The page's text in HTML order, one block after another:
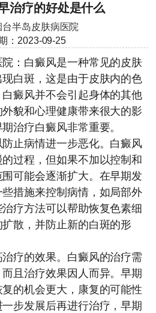
治疗的好处是什么
台半岛皮肤病医院
：2023-09-25
院 ：白癜风是一种常见的皮肤
白斑，这是由于皮肤内的色
癜风并不会引起身体的其他
貌和心理健康带来很大的影
治疗白癜风非常重要。
止病情进一步恶化。白癜风
过程，但如果不加以控制和
可能会逐渐扩大。在早期发
措施来控制病情，如局部外
疗方法可以帮助恢复色素细
散，并防止新的白斑的形
疗的效果。白癜风的治疗需
且治疗效果因人而异。早期
的机会更大，康复的可能性
步发展后再进行治疗，早期